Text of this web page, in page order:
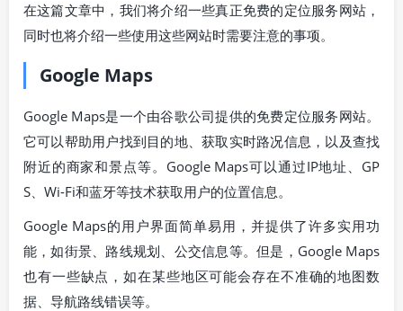
在这篇文章中，我们将介绍一些真正免费的定位服务网站，
同时也将介绍一些使用这些网站时需要注意的事项。
Google Maps
Google Maps是一个由谷歌公司提供的免费定位服务网站。
它可以帮助用户找到目的地、获取实时路况信息，以及查找
附近的商家和景点等。Google Maps可以通过IP地址、GP
S、Wi-Fi和蓝牙等技术获取用户的位置信息。
Google Maps的用户界面简单易用，并提供了许多实用功
能，如街景、路线规划、公交信息等。但是，Google Maps
也有一些缺点，如在某些地区可能会存在不准确的地图数
据、导航路线错误等。